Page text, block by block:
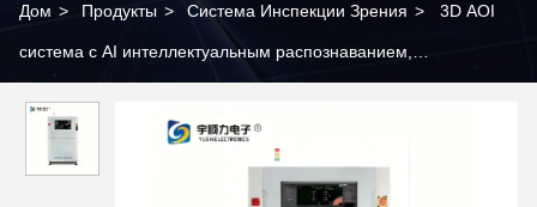
Дом > Продукты > Система Инспекции Зрения > 3D AOI
система с AI интеллектуальным распознаванием,
изображением в истинных цветах для визуального контроля